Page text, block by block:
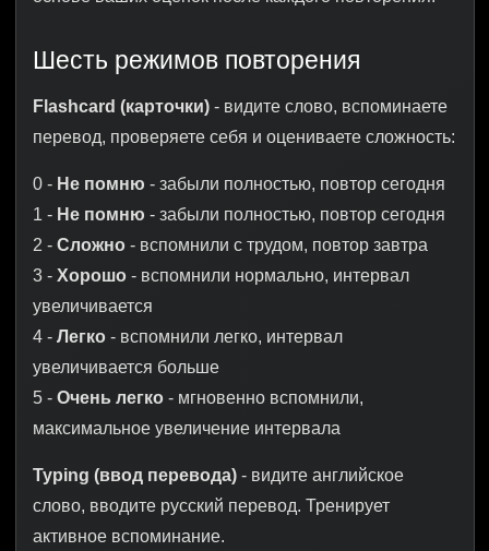
Шесть режимов повторения
Flashcard (карточки) - видите слово, вспоминаете
перевод, проверяете себя и оцениваете сложность:
0 - Не помню - забыли полностью, повтор сегодня
1 - Не помню - забыли полностью, повтор сегодня
2 - Сложно- вспомнили с трудом, повтор завтра
3 - Хорошо- вспомнили нормально, интервал
увеличивается
4 - Легко- вспомнили легко, интервал
увеличивается больше
5 - Очень легко- мгновенно вспомнили,
максимальное увеличение интервала
Typing (ввод перевода)- видите английское
слово, вводите русский перевод. Тренирует
активное вспоминание.